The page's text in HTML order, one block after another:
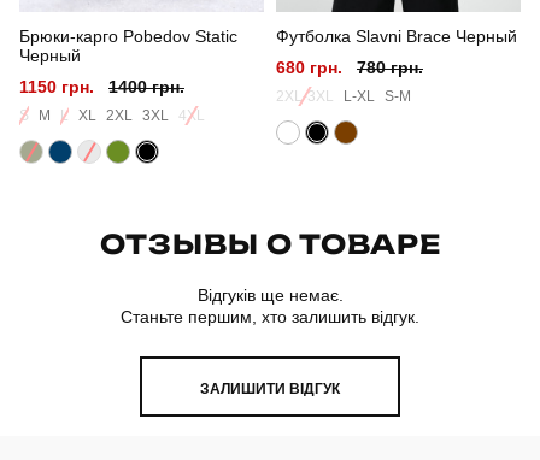
Брюки-карго Pobedov Static
Черный
1150 грн.
1400 грн.
S M L XL 2XL 3XL 4XL
Футболка Slavni Brace Черный
680 грн.
780 грн.
2XL-3XL L-XL S-M
ОТЗЫВЫ О ТОВАРЕ
Відгуків ще немає.
Станьте першим, хто залишить відгук.
ЗАЛИШИТИ ВІДГУК